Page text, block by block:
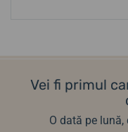
Vei fi primul
O dată pe